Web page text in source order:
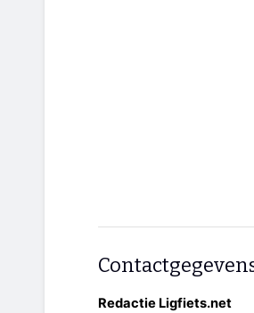
Redactie Ligfiets.net